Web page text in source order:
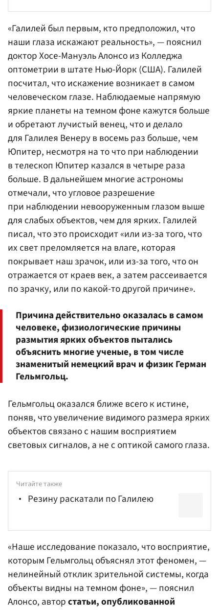
«Галилей был первым, кто предположил, что
наши глаза искажают реальность», — пояснил
доктор Хосе-Мануэль Алонсо из Колледжа
оптометрии в штате Нью-Йорк (США). Галилей
посчитал, что искажение возникает в самом
человеческом глазе. Наблюдаемые напрямую
яркие планеты на темном фоне кажутся больше
и обретают лучистый венец, что и делало
для Галилея Венеру в восемь раз больше, чем
Юпитер, несмотря на то что при наблюдении
в телескоп Юпитер казался в четыре раза
больше. В дальнейшем многие астрономы
отмечали, что угловое разрешение
при наблюдении невооруженным глазом выше
для слабых объектов, чем для ярких. Галилей
писал, что это происходит «или из-за того, что
их свет преломляется на влаге, которая
покрывает наш зрачок, или из-за того, что он
отражается от краев век, а затем рассеивается
по зрачку, или по какой-то другой причине».
Причина действительно оказалась в самом
человеке, физиологические причины
размытия ярких объектов пытались
объяснить многие ученые, в том числе
знаменитый немецкий врач и физик Герман
Гельмгольц.
Гельмгольц оказался ближе всего к истине,
поняв, что увеличение видимого размера ярких
объектов связано с нашим восприятием
световых сигналов, а не с оптикой самого глаза.
Читайте также
Резину раскатали по Галилею
«Наше исследование показало, что восприятие,
которым Гельмгольц объяснял этот феномен, —
нелинейный отклик зрительной системы, когда
объекты видны на темном фоне», — пояснил
Алонсо, авторстатьи, опубликованной